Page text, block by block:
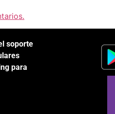
soporte
para